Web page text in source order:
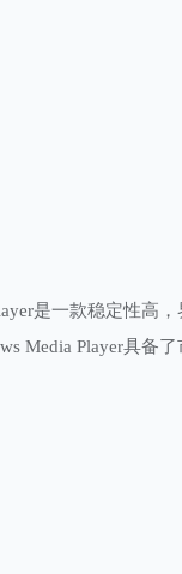
是一款稳定性高
Media Player具备